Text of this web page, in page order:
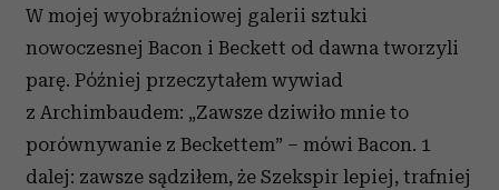
W mojej wyobraźniowej galerii sztuki
nowoczesnej Bacon i Beckett od dawna tworzyli
parę. Później przeczytałem wywiad
z Archimbaudem: „Zawsze dziwiło mnie to
porównywanie z Beckettem” – mówi Bacon. 1
dalej: zawsze sądziłem, że Szekspir lepiej, trafniej